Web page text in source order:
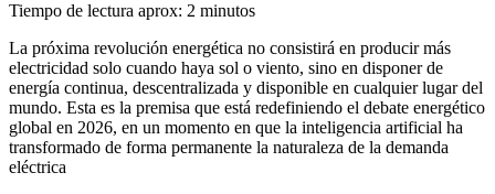
Tiempo de lectura aprox: 2 minutos
La próxima revolución energética no consistirá en producir más
electricidad solo cuando haya sol o viento, sino en disponer de
energía continua, descentralizada y disponible en cualquier lugar del
mundo. Esta es la premisa que está redefiniendo el debate energético
global en 2026, en un momento en que la inteligencia artificial ha
transformado de forma permanente la naturaleza de la demanda
eléctrica